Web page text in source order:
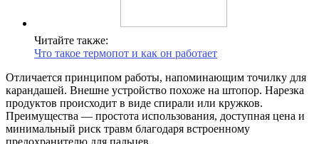
Читайте также:
Что такое термопот и как он работает
Отличается принципом работы, напоминающим точилку для
карандашей. Внешне устройство похоже на штопор. Нарезка
продуктов происходит в виде спирали или кружков.
Преимущества — простота использования, доступная цена и
минимальный риск травм благодаря встроенному
предохранителю для пальцев.